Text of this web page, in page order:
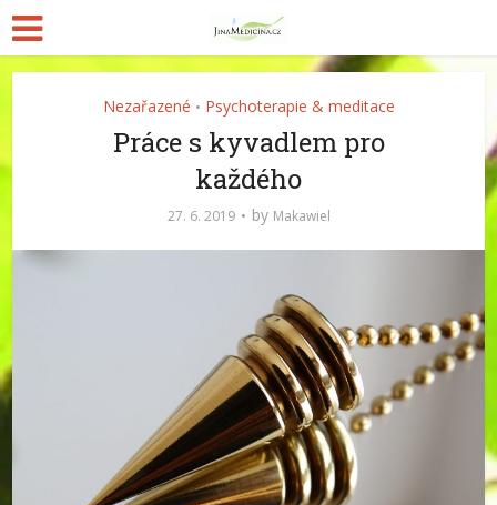
Nezařazené • Psychoterapie & meditace
Práce s kyvadlem pro
každého
27. 6. 2019 by Makawiel